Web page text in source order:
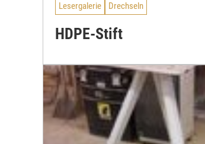
Lesergalerie Drechseln
HDPE-Stift